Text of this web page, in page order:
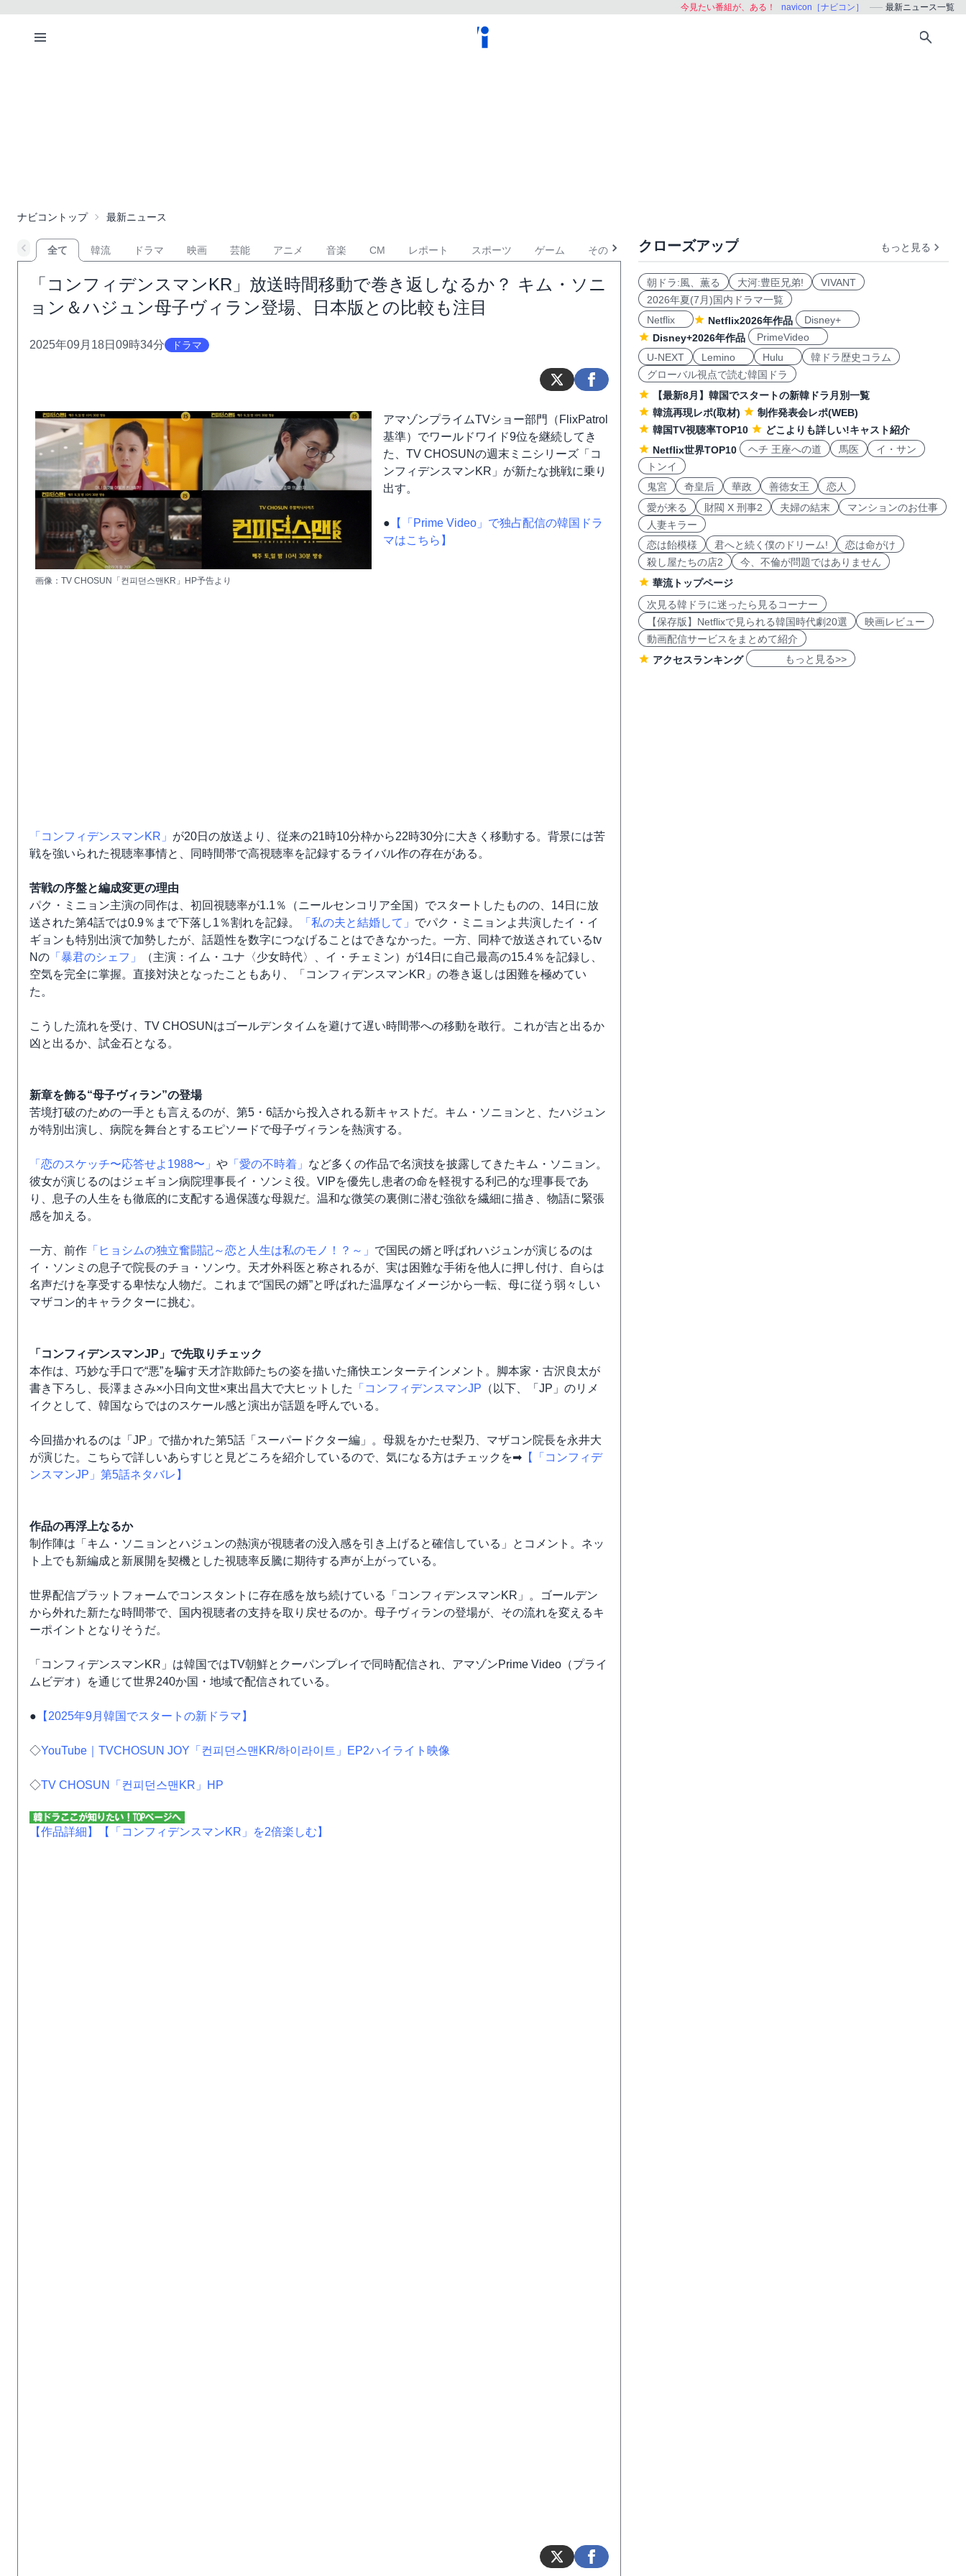
今見たい番組が、ある！ navicon［ナビコン］ 最新ニュース一覧
ナビコントップ 最新ニュース
全て 韓流 ドラマ 映画 芸能 アニメ 音楽 CM レポート スポーツ ゲーム その他
「コンフィデンスマンKR」放送時間移動で巻き返しなるか？ キム・ソニ
ョン＆ハジュン母子ヴィラン登場、日本版との比較も注目
2025年09月18日09時34分 ドラマ
画像：TV CHOSUN「컨피던스맨KR」HP予告より
アマゾンプライムTVショー部門（FlixPatrol
基準）でワールドワイド9位を継続してき
た、TV CHOSUNの週末ミニシリーズ「コ
ンフィデンスマンKR」が新たな挑戦に乗り
出す。
● 【「Prime Video」で独占配信の韓国ドラ
マはこちら】
「コンフィデンスマンKR」 が20日の放送より、従来の21時10分枠から22時30分に大きく移動する。背景には苦
戦を強いられた視聴率事情と、同時間帯で高視聴率を記録するライバル作の存在がある。
苦戦の序盤と編成変更の理由
パク・ミニョン主演の同作は、初回視聴率が1.1％（ニールセンコリア全国）でスタートしたものの、14日に放
送された第4話では0.9％まで下落し1％割れを記録。
「私の夫と結婚して」 でパク・ミニョンよ共演したイ・イ
ギョンも特別出演で加勢したが、話題性を数字につなげることはできなかった。一方、同枠で放送されているtv
Nの 「暴君のシェフ」
（主演：イム・ユナ〈少女時代〉、イ・チェミン）が14日に自己最高の15.4％を記録し、
空気を完全に掌握。直接対決となったこともあり、「コンフィデンスマンKR」の巻き返しは困難を極めてい
た。
こうした流れを受け、TV CHOSUNはゴールデンタイムを避けて遅い時間帯への移動を敢行。これが吉と出るか
凶と出るか、試金石となる。
新章を飾る“母子ヴィラン”の登場
苦境打破のための一手とも言えるのが、第5・6話から投入される新キャストだ。キム・ソニョンと、たハジュン
が特別出演し、病院を舞台とするエピソードで母子ヴィランを熱演する。
「恋のスケッチ〜応答せよ1988〜」 や 「愛の不時着」 など多くの作品で名演技を披露してきたキム・ソニョン。
彼女が演じるのはジェギョン病院理事長イ・ソンミ役。VIPを優先し患者の命を軽視する利己的な理事長であ
り、息子の人生をも徹底的に支配する過保護な母親だ。温和な微笑の裏側に潜む強欲を繊細に描き、物語に緊張
感を加える。
一方、前作 「ヒョシムの独立奮闘記～恋と人生は私のモノ！？～」 で国民の婿と呼ばれハジュンが演じるのは
イ・ソンミの息子で院長のチョ・ソンウ。天才外科医と称されるが、実は困難な手術を他人に押し付け、自らは
名声だけを享受する卑怯な人物だ。これまで“国民の婿”と呼ばれた温厚なイメージから一転、母に従う弱々しい
マザコン的キャラクターに挑む。
「コンフィデンスマンJP」で先取りチェック
本作は、巧妙な手口で“悪”を騙す天才詐欺師たちの姿を描いた痛快エンターテインメント。脚本家・古沢良太が
書き下ろし、長澤まさみ×小日向文世×東出昌大で大ヒットした
「コンフィデンスマンJP （以下、「JP」のリメ
イクとして、韓国ならではのスケール感と演出が話題を呼んでいる。
今回描かれるのは「JP」で描かれた第5話「スーパードクター編」。母親をかたせ梨乃、マザコン院長を永井大
が演じた。こちらで詳しいあらすじと見どころを紹介しているので、気になる方はチェックを➡ 【「コンフィデ
ンスマンJP」第5話ネタバレ】
作品の再浮上なるか
制作陣は「キム・ソニョンとハジュンの熱演が視聴者の没入感を引き上げると確信している」とコメント。ネッ
ト上でも新編成と新展開を契機とした視聴率反騰に期待する声が上がっている。
世界配信プラットフォームでコンスタントに存在感を放ち続けている「コンフィデンスマンKR」。ゴールデン
から外れた新たな時間帯で、国内視聴者の支持を取り戻せるのか。母子ヴィランの登場が、その流れを変えるキ
ーポイントとなりそうだ。
「コンフィデンスマンKR」は韓国ではTV朝鮮とクーパンプレイで同時配信され、アマゾンPrime Video（プライ
ムビデオ）を通じて世界240か国・地域で配信されている。
● 【2025年9月韓国でスタートの新ドラマ】
◇YouTube｜TVCHOSUN JOY「컨피던스맨KR/하이라이트」EP2ハイライト映像
◇TV CHOSUN「컨피던스맨KR」HP
【作品詳細】 【「コンフィデンスマンKR」を2倍楽しむ】
クローズアップ もっと見る
朝ドラ:風、薫る 大河:豊臣兄弟!
VIVANT
2026年夏(7月)国内ドラマ一覧
Netflix
Netflix2026年作品
Disney+
Disney+2026年作品
PrimeVideo
U-NEXT
Lemino Hulu
韓ドラ歴史コラム
グローバル視点で読む韓国ドラ
【最新8月】韓国でスタートの新韓ドラ月別一覧
韓流再現レポ(取材)
制作発表会レポ(WEB)
韓国TV視聴率TOP10
どこよりも詳しい!キャスト紹介
Netflix世界TOP10
ヘチ 王座への道 馬医
イ・サン
トンイ
鬼宮
奇皇后 華政 善徳女王
恋人
愛が来る
財閥 X 刑事2 夫婦の結末
マンションのお仕事
人妻キラー
恋は飴模様
君へと続く僕のドリーム!
恋は命がけ
殺し屋たちの店2
今、不倫が問題ではありません
華流トップページ
次見る韓ドラに迷ったら見るコーナー
【保存版】Netflixで見られる韓国時代劇20選
映画レビュー
動画配信サービスをまとめて紹介
アクセスランキング
もっと見る>>